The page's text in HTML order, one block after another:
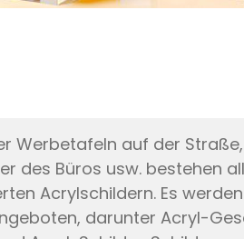
Werbetafeln auf der
des Büros usw. bestehen
Acrylschildern. Es
darunter Acryl-